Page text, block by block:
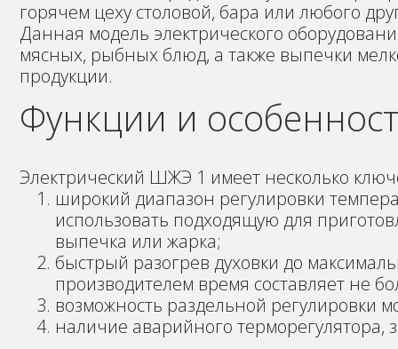
горячем цеху столовой, бара или любого
Данная модель электрического
мясных, рыбных блюд, а также выпечки
продукции.
Функции и
Электрический ШЖЭ 1 имеет несколько
широкий диапазон регулировки
использовать подходящую для
выпечка или жарка;
быстрый разогрев духовки до
производителем время составляет не
возможность раздельной
наличие аварийного